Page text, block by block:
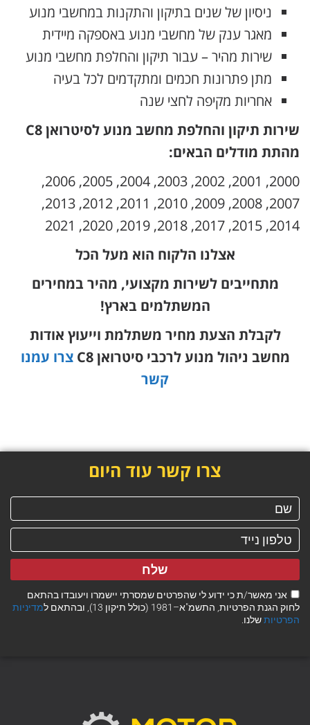
ניסיון של שנים בתיקון והתקנות במחשבי מנוע
מאגר ענק של מחשבי מנוע באספקה מיידית
שירות מהיר – עבור תיקון והחלפת מחשבי מנוע
מתן פתרונות חכמים ומתקדמים לכל בעיה
אחריות מקיפה לחצי שנה
שירות תיקון והחלפת מחשב מנוע לסיטרואן C8
מהתת מודלים הבאים:
2000, 2001, 2002, 2003, 2004, 2005, 2006,
2007, 2008, 2009, 2010, 2011, 2012, 2013,
2014, 2015, 2017, 2018, 2019, 2020, 2021
אצלנו הלקוח הוא מעל הכל
מתחייבים לשירות מקצועי, מהיר במחירים
המשתלמים בארץ!
לקבלת הצעת מחיר משתלמת וייעוץ אודות
מחשב ניהול מנוע לרכבי סיטרואן C8
צרו עמנו
קשר
צרו קשר עוד היום
אני מאשר/ת כי ידוע לי שהפרטים שמסרתי יישמרו ויעובדו בהתאם
לחוק הגנת הפרטיות, התשמ"א–1981 (כולל תיקון 13), ובהתאם ל
מדיניות
הפרטיותשלנו.
שלח